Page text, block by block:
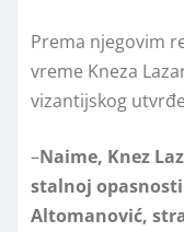
Prema njegovim
vreme Kneza
vizantijskog
–Naime, Knez
stalnoj
Altomanović,